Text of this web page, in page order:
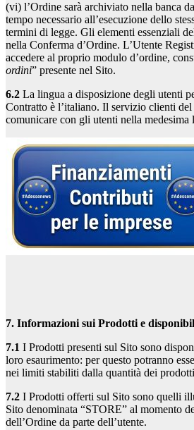
(vi) l’Ordine sarà archiviato nella banca
tempo necessario all’esecuzione dello
termini di legge. Gli elementi essenziali
nella Conferma d’Ordine. L’Utente
accedere al proprio modulo d’ordine,
ordini” presente nel Sito.
6.2 La lingua a disposizione degli utenti
Contratto è l’italiano. Il servizio clienti
comunicare con gli utenti nella medesima
7. Informazioni sui Prodotti e
7.1 I Prodotti presenti sul Sito sono
loro esaurimento: per questo potranno
nei limiti stabiliti dalla quantità dei
7.2 I Prodotti offerti sul Sito sono quelli
Sito denominata “STORE” al momento
dell’Ordine da parte dell’utente.